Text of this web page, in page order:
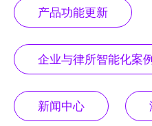
产品功能更新
企业与律所智能化案
新闻中心